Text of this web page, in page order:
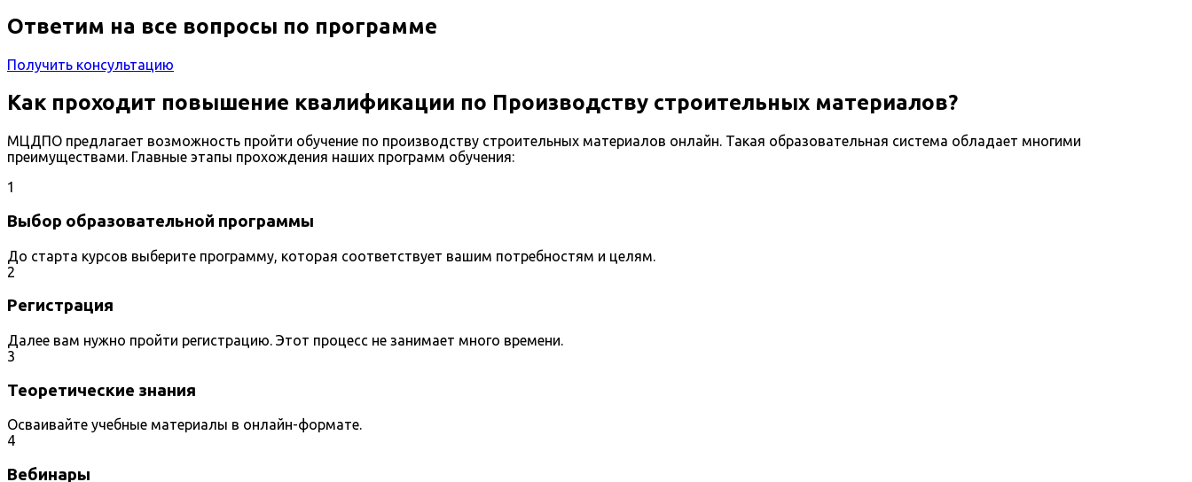
Ответим на все вопросы по программе
Получить консультацию
Как проходит повышение квалификации по Производству строительных материалов?
МЦДПО предлагает возможность пройти обучение по производству строительных материалов онлайн. Такая образовательная система обладает многими
преимуществами. Главные этапы прохождения наших программ обучения:
1
Выбор образовательной программы
До старта курсов выберите программу, которая соответствует вашим потребностям и целям.
2
Регистрация
Далее вам нужно пройти регистрацию. Этот процесс не занимает много времени.
3
Теоретические знания
Осваивайте учебные материалы в онлайн-формате.
4
Вебинары